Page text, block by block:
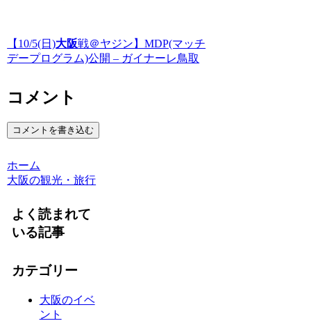
【10/5(日)大阪戦＠ヤジン】MDP(マッチ
デープログラム)公開 – ガイナーレ鳥取
コメント
コメントを書き込む
ホーム
大阪の観光・旅行
よく読まれて
いる記事
カテゴリー
大阪のイベ
ント